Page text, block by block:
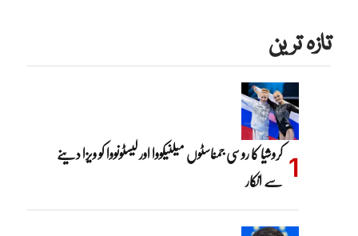
تازہ ترین
کروشیا کا روسی جمناسٹوں میلنیکووا اور لیسٹونووا کو ویزا دینے
سے انکار